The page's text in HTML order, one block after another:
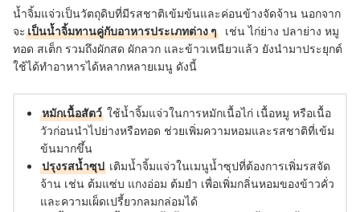
น้ำจิ้มแจ่วเป็นวัตถุดิบที่มีรสชาติเข้มข้นและค่อนข้างจัดจ้าน นอกจาก
จะเป็นน้ำจิ้มทานคู่กับอาหารประเภทต่าง ๆ
เช่น ไก่ย่าง ปลาย่าง หมู
ทอด สเต็ก รวมถึงผักสด ผักลวก และข้าวเหนียวแล้ว ยังนำมาประยุกต์
ใช้ได้ทำอาหารได้หลากหลายเมนู ดังนี้
หมักเนื้อสัตว์ ใช้น้ำจิ้มแจ่วในการหมักเนื้อไก่ เนื้อหมู หรือเนื้อ
วัวก่อนนำไปย่างหรือทอด ช่วยเพิ่มความหอมและรสชาติที่เข้ม
ข้นมากขึ้น
ปรุงรสน้ำซุป เติมน้ำจิ้มแจ่วในเมนูน้ำซุปที่ต้องการเพิ่มรสจัด
จ้าน เช่น ต้มแซ่บ แกงอ่อม ต้มยำ เพื่อเพิ่มกลิ่นหอมของข้าวคั่ว
และความเผ็ดเปรี้ยวกลมกล่อมได้